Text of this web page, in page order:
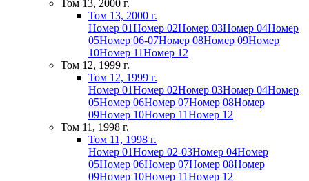
Том 13, 2000 г.
Том 13, 2000 г.
Номер 01Номер 02Номер 03Номер 04Номер
05Номер 06-07Номер 08Номер 09Номер
10Номер 11Номер 12
Том 12, 1999 г.
Том 12, 1999 г.
Номер 01Номер 02Номер 03Номер 04Номер
05Номер 06Номер 07Номер 08Номер
09Номер 10Номер 11Номер 12
Том 11, 1998 г.
Том 11, 1998 г.
Номер 01Номер 02-03Номер 04Номер
05Номер 06Номер 07Номер 08Номер
09Номер 10Номер 11Номер 12